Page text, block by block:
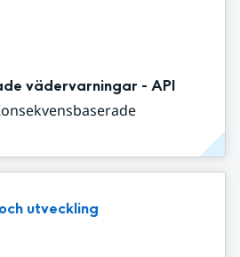
vädervarningar - API
utveckling